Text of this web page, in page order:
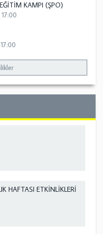
KAMPI (ŞPO)
HAFTASI ETKİNLİKLERİ